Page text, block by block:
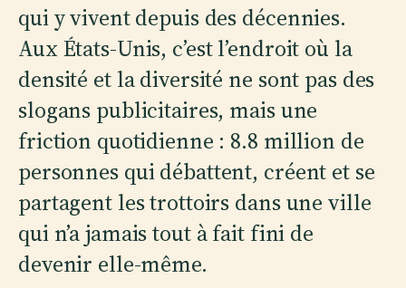
qui y vivent depuis des décennies.
Aux États-Unis, c’est l’endroit où la
densité et la diversité ne sont pas des
slogans publicitaires, mais une
friction quotidienne : 8.8 million de
personnes qui débattent, créent et se
partagent les trottoirs dans une ville
qui n’a jamais tout à fait fini de
devenir elle-même.